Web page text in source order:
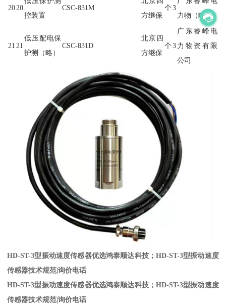
2020
控装置
CSC-831M
方继保
个 3
力物（略）
21 21
低压配电保
护测（略）
CSC-831D
北京四
方继保
个 3
广东睿峰电
力物资有限
公司
HD-ST-3型振动速度传感器优选鸿泰顺达科技；HD-ST-3型振动速度
传感器技术规范|询价电话
HD-ST-3型振动速度传感器优选鸿泰顺达科技；HD-ST-3型振动速度
传感器技术规范|询价电话